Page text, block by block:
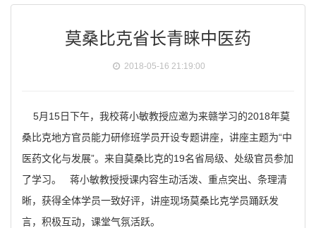
莫桑比克省长青睐中医药
2018-05-16 21:19:00
5月15日下午，我校蒋小敏教授应邀为来赣学习的2018年莫
桑比克地方官员能力研修班学员开设专题讲座，讲座主题为“中
医药文化与发展”。来自莫桑比克的19名省局级、处级官员参加
了学习。 蒋小敏教授授课内容生动活泼、重点突出、条理清
晰，获得全体学员一致好评，讲座现场莫桑比克学员踊跃发
言，积极互动，课堂气氛活跃。